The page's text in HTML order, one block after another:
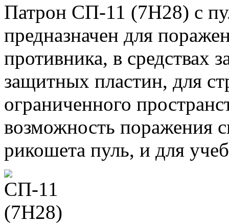
Патрон СП-11 (7Н28) с
предназначен для
противника, в средствах
защитных пластин, для
ограниченного
возможность поражения
рикошета пуль, и для